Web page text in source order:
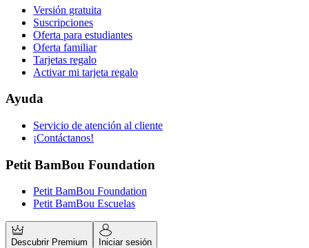
Versión gratuita
Suscripciones
Oferta para estudiantes
Oferta familiar
Tarjetas regalo
Activar mi tarjeta regalo
Ayuda
Servicio de atención al cliente
¡Contáctanos!
Petit BamBou Foundation
Petit BamBou Foundation
Petit BamBou Escuelas
Descubrir Premium Iniciar sesión